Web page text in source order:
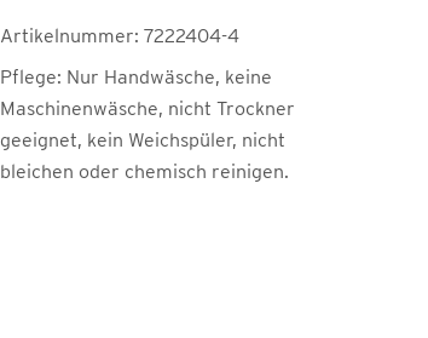
Artikelnummer: 7222404-4
Pflege: Nur Handwäsche, keine
Maschinenwäsche, nicht Trockner
geeignet, kein Weichspüler, nicht
bleichen oder chemisch reinigen.